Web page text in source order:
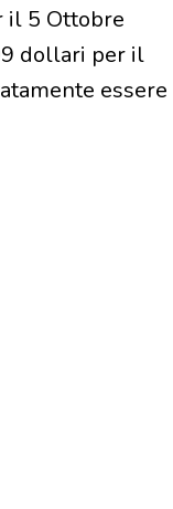
il 5 Ottobre
dollari per il
essere